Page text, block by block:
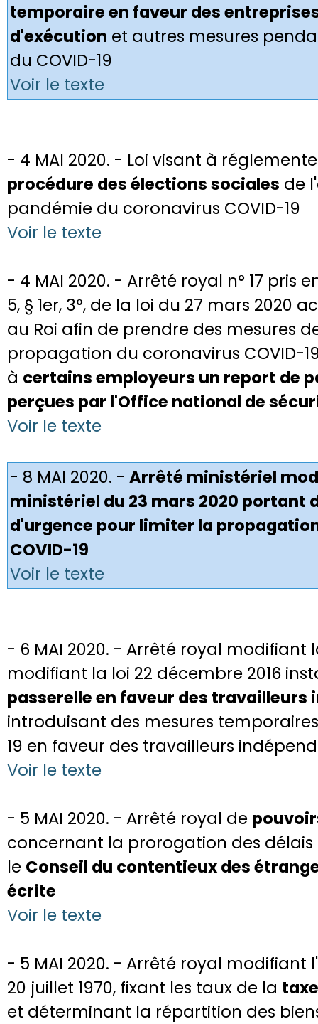
temporaire en faveur des
d'exécution et autres mesures
du COVID-19
Voir le texte
- 4 MAI 2020. - Loi visant à
procédure des élections sociales de
pandémie du coronavirus COVID-19
Voir le texte
- 4 MAI 2020. - Arrêté royal n° 17 pris
5, § 1er, 3°, de la loi du 27 mars 2020
au Roi afin de prendre des mesures
propagation du coronavirus COVID-
à certains employeurs un report de
perçues par l'Office national de
Voir le texte
- 8 MAI 2020. - Arrêté ministériel
ministériel du 23 mars 2020 portant
d'urgence pour limiter la
COVID-19
Voir le texte
- 6 MAI 2020. - Arrêté royal modifiant
modifiant la loi 22 décembre 2016
passerelle en faveur des travailleurs
introduisant des mesures
19 en faveur des travailleurs
Voir le texte
- 5 MAI 2020. - Arrêté royal de
concernant la prorogation des
le Conseil du contentieux des
écrite
Voir le texte
- 5 MAI 2020. - Arrêté royal modifiant
20 juillet 1970, fixant les taux de la
et déterminant la répartition des